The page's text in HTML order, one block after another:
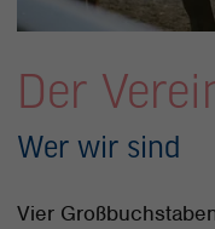
Der
Wer wir sind
Vier